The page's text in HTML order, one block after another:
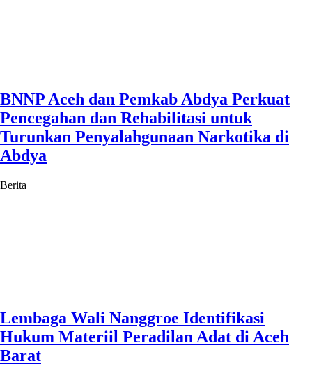
BNNP Aceh dan Pemkab Abdya Perkuat
Pencegahan dan Rehabilitasi untuk
Turunkan Penyalahgunaan Narkotika di
Abdya
Berita
Lembaga Wali Nanggroe Identifikasi
Hukum Materiil Peradilan Adat di Aceh
Barat